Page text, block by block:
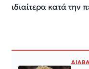
ιδιαίτερα κατά την